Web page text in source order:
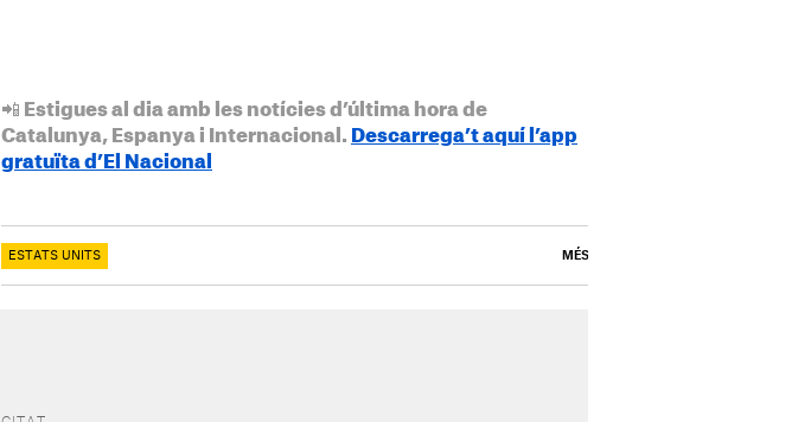
📲 Estigues al dia amb les notícies d’última hora de
Catalunya, Espanya i Internacional. Descarrega’t aquí l’app
gratuïta d’El Nacional
ESTATS UNITS MÉS